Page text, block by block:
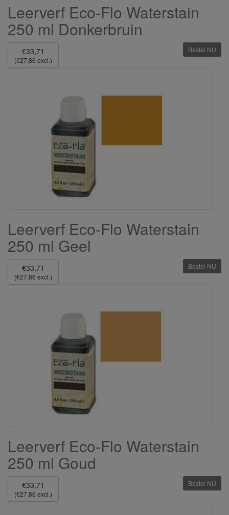
Leerverf Eco-Flo Waterstain
250 ml Donkerbruin
€33,71
(€27,86 excl.)
Bestel NU
Leerverf Eco-Flo Waterstain
250 ml Geel
€33,71
(€27,86 excl.)
Bestel NU
Leerverf Eco-Flo Waterstain
250 ml Goud
€33,71
(€27,86 excl.)
Bestel NU